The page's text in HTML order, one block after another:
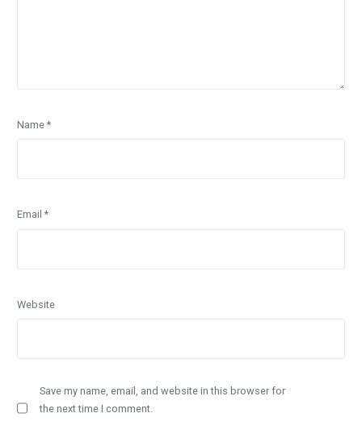
Name*
Email*
Website
Save my name, email, and website in this browser for
the next time I comment.